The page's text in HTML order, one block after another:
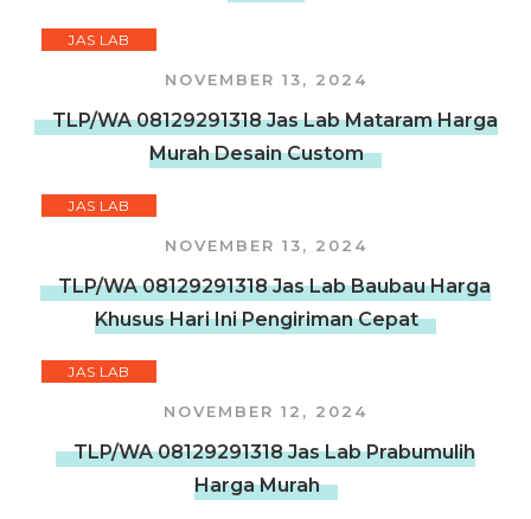
JAS LAB
NOVEMBER 13, 2024
TLP/WA 08129291318 Jas Lab Mataram Harga
Murah Desain Custom
JAS LAB
NOVEMBER 13, 2024
TLP/WA 08129291318 Jas Lab Baubau Harga
Khusus Hari Ini Pengiriman Cepat
JAS LAB
NOVEMBER 12, 2024
TLP/WA 08129291318 Jas Lab Prabumulih
Harga Murah